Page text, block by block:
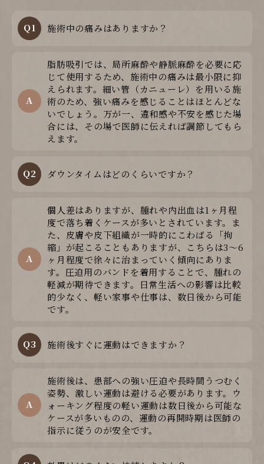
Q1 施術中の痛みはありますか？
A
脂肪吸引では、局所麻酔や静脈麻酔を必要に応
じて使用するため、施術中の痛みは最小限に抑
えられます。細い管（カニューレ）を用いる施
術のため、強い痛みを感じることはほとんどな
いでしょう。万が一、違和感や不安を感じた場
合には、その場で医師に伝えれば調節してもら
えます。
Q2 ダウンタイムはどのくらいですか？
A
個人差はありますが、腫れや内出血は1ヶ月程
度で落ち着くケースが多いとされています。ま
た、皮膚や皮下組織が一時的にこわばる「拘
縮」が起こることもありますが、こちらは3〜6
ヶ月程度で徐々に治まっていく傾向にありま
す。圧迫用のバンドを着用することで、腫れの
軽減が期待できます。日常生活への影響は比較
的少なく、軽い家事や仕事は、数日後から可能
です。
Q3 施術後すぐに運動はできますか？
A
施術後は、患部への強い圧迫や長時間うつむく
姿勢、激しい運動は避ける必要があります。ウ
ォーキング程度の軽い運動は数日後から可能な
ケースが多いものの、運動の再開時期は医師の
指示に従うのが安全です。